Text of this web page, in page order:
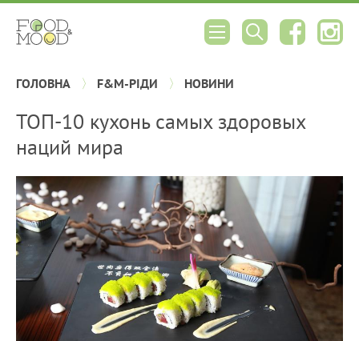
ГОЛОВНА F&M-РІДИ НОВИНИ
ТОП-10 кухонь самых здоровых
наций мира